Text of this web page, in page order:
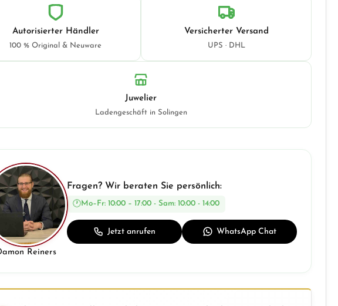
Autorisierter Händler
100 % Original & Neuware
Versicherter Versand
UPS · DHL
Juwelier
Ladengeschäft in Solingen
Reiners
Fragen? Wir beraten Sie persönlich:
Mo–Fr: 10:00 – 17:00 - Sam: 10:00 - 14:00
Jetzt anrufen WhatsApp Chat